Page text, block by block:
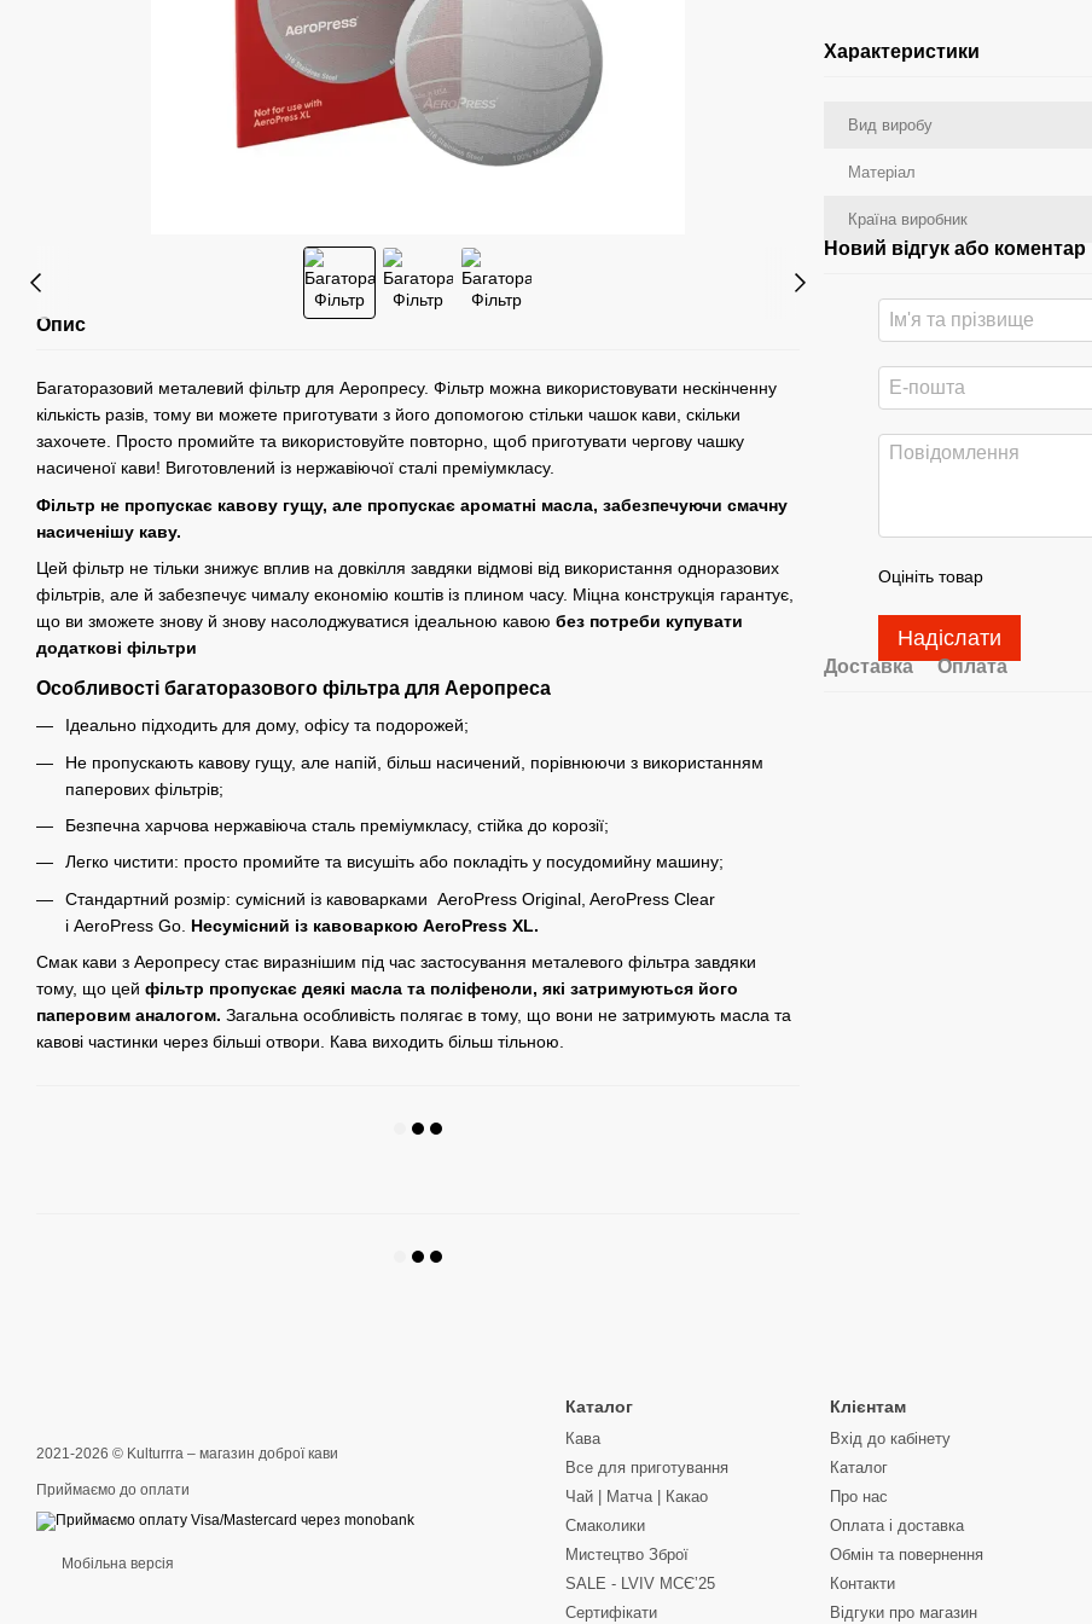
Опис
Багаторазовий металевий фільтр для Аеропресу. Фільтр можна використовувати нескінченну
кількість разів, тому ви можете приготувати з його допомогою стільки чашок кави, скільки
захочете. Просто промийте та використовуйте повторно, щоб приготувати чергову чашку
насиченої кави! Виготовлений із нержавіючої сталі преміумкласу.
Фільтр не пропускає кавову гущу, але пропускає ароматні масла, забезпечуючи смачну
насиченішу каву.
Цей фільтр не тільки знижує вплив на довкілля завдяки відмові від використання одноразових
фільтрів, але й забезпечує чималу економію коштів із плином часу. Міцна конструкція гарантує,
що ви зможете знову й знову насолоджуватися ідеальною кавою без потреби купувати
додаткові фільтри
Особливості багаторазового фільтра для Аеропреса
Ідеально підходить для дому, офісу та подорожей;
Не пропускають кавову гущу, але напій, більш насичений, порівнюючи з використанням
паперових фільтрів;
Безпечна харчова нержавіюча сталь преміумкласу, стійка до корозії;
Легко чистити: просто промийте та висушіть або покладіть у посудомийну машину;
Стандартний розмір: сумісний із кавоварками AeroPress Original AeroPress Clear
і AeroPress Go Несумісний із кавоваркою AeroPress XL.
Смак кави з Аеропресу стає виразнішим під час застосування металевого фільтра завдяки
тому, що цей фільтр пропускає деякі масла та поліфеноли, які затримуються його
паперовим аналогом. Загальна особливість полягає в тому, що вони не затримують масла та
кавові частинки через більші отвори. Кава виходить більш тільною.
Характеристики
Вид виробу
Матеріал
Країна виробник
Новий відгук або коментар
Оцініть товар
Надіслати
Доставка Оплата
2021-2026 © Kulturrra – магазин доброї кави
Приймаємо до оплати
Мобільна версія
Каталог
Кава
Все для приготування
Чай | Матча | Какао
Смаколики
Мистецтво Зброї
SALE - LVIV MCЄʼ25
Сертифікати
Клієнтам
Вхід до кабінету
Каталог
Про нас
Оплата і доставка
Обмін та повернення
Контакти
Відгуки про магазин